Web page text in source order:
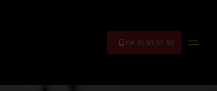
06 51 30 32 30